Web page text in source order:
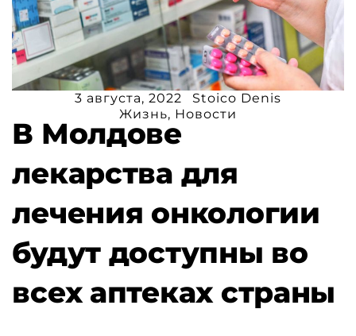
3 августа, 2022
Stoico Denis
Жизнь, Новости
В Молдове
лекарства для
лечения онкологии
будут доступны во
всех аптеках страны